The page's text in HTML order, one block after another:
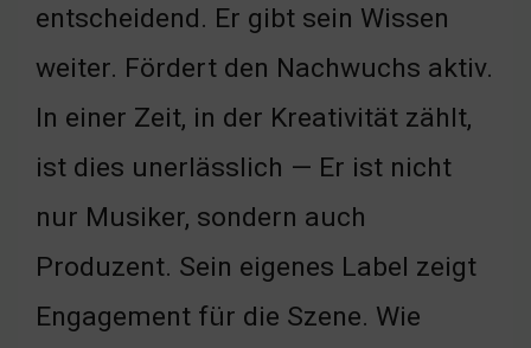
entscheidend. Er gibt sein Wissen
weiter. Fördert den Nachwuchs aktiv.
In einer Zeit, in der Kreativität zählt,
ist dies unerlässlich — Er ist nicht
nur Musiker, sondern auch
Produzent. Sein eigenes Label zeigt
Engagement für die Szene. Wie